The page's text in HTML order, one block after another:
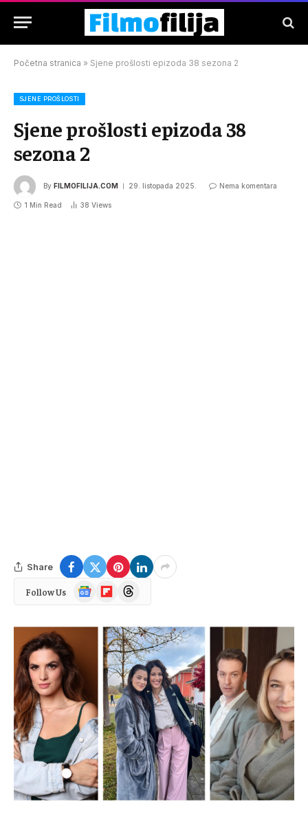
Početna stranica » Sjene prošlosti epizoda 38 sezona 2
SJENE PROŠLOSTI
Sjene prošlosti epizoda 38
sezona 2
By FILMOFILIJA.COM 29. listopada 2025. Nema komentara
1 Min Read 38 Views
Share
Follow Us
Google
News
FlipboardThreads